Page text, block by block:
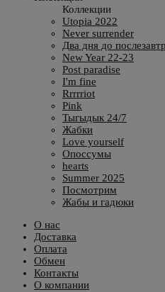
Коллекции
Utopia 2022
Never surrender
Два дня до
New Year 22-23
Post paradise
I'm fine
Rrrrriot
Pink
Тыгыдык 24/7
Жабки
Love yourself
Опоссумы
hearts
Summer 2025
Посмотрим
Жабы и гадюки
О нас
Доставка
Оплата
Обмен
Контакты
О компании